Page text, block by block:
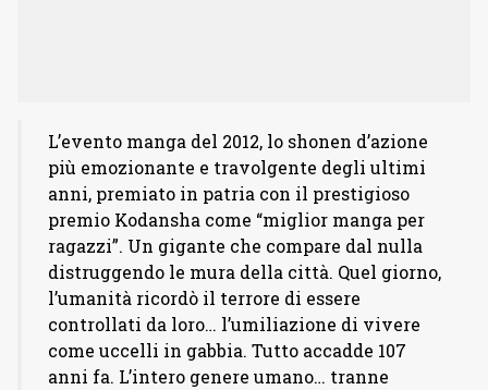
L’evento manga del 2012, lo shonen d’azione
più emozionante e travolgente degli ultimi
anni, premiato in patria con il prestigioso
premio Kodansha come “miglior manga per
ragazzi”. Un gigante che compare dal nulla
distruggendo le mura della città. Quel giorno,
l’umanità ricordò il terrore di essere
controllati da loro… l’umiliazione di vivere
come uccelli in gabbia. Tutto accadde 107
anni fa. L’intero genere umano… tranne